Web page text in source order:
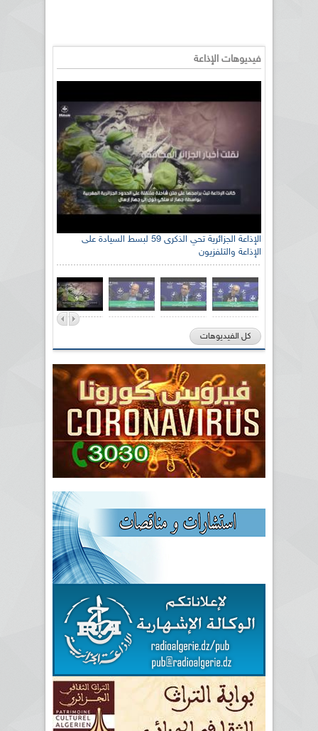
فيديوهات الإذاعة
الإذاعة الجزائرية تحي الذكرى 59 لبسط السيادة على
الإذاعة والتلفزيون
كل الفيديوهات